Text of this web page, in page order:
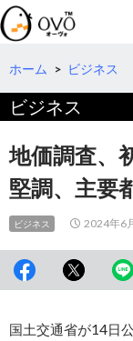
検
索
コ
テ
へ
動
ホーム > ビジネス
ビジネス
地価調査、
堅調、主要
ビジネス 2024年6
国土交通省が14日